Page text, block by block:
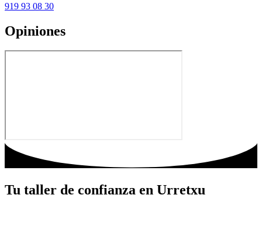
919 93 08 30
Opiniones
Tu taller de confianza en Urretxu